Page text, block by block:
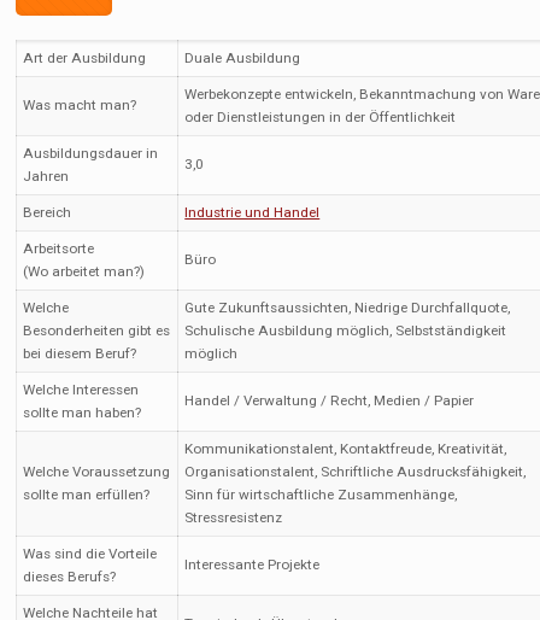
Art der Ausbildung Duale Ausbildung
Was macht man?
Werbekonzepte entwickeln, Bekanntmachung von
oder Dienstleistungen in der Öffentlichkeit
Ausbildungsdauer in
Jahren
3,0
Bereich Industrie und Handel
Arbeitsorte
(Wo arbeitet man?)
Büro
Welche
Besonderheiten gibt es
bei diesem Beruf?
Gute Zukunftsaussichten, Niedrige Durchfallquote,
Schulische Ausbildung möglich, Selbstständigkeit
möglich
Welche Interessen
sollte man haben?
Handel / Verwaltung / Recht, Medien / Papier
Welche Voraussetzung
sollte man erfüllen?
Kommunikationstalent, Kontaktfreude, Kreativität,
Organisationstalent, Schriftliche Ausdrucksfähigkeit,
Sinn für wirtschaftliche Zusammenhänge,
Stressresistenz
Was sind die Vorteile
dieses Berufs?
Interessante Projekte
Welche Nachteile hat